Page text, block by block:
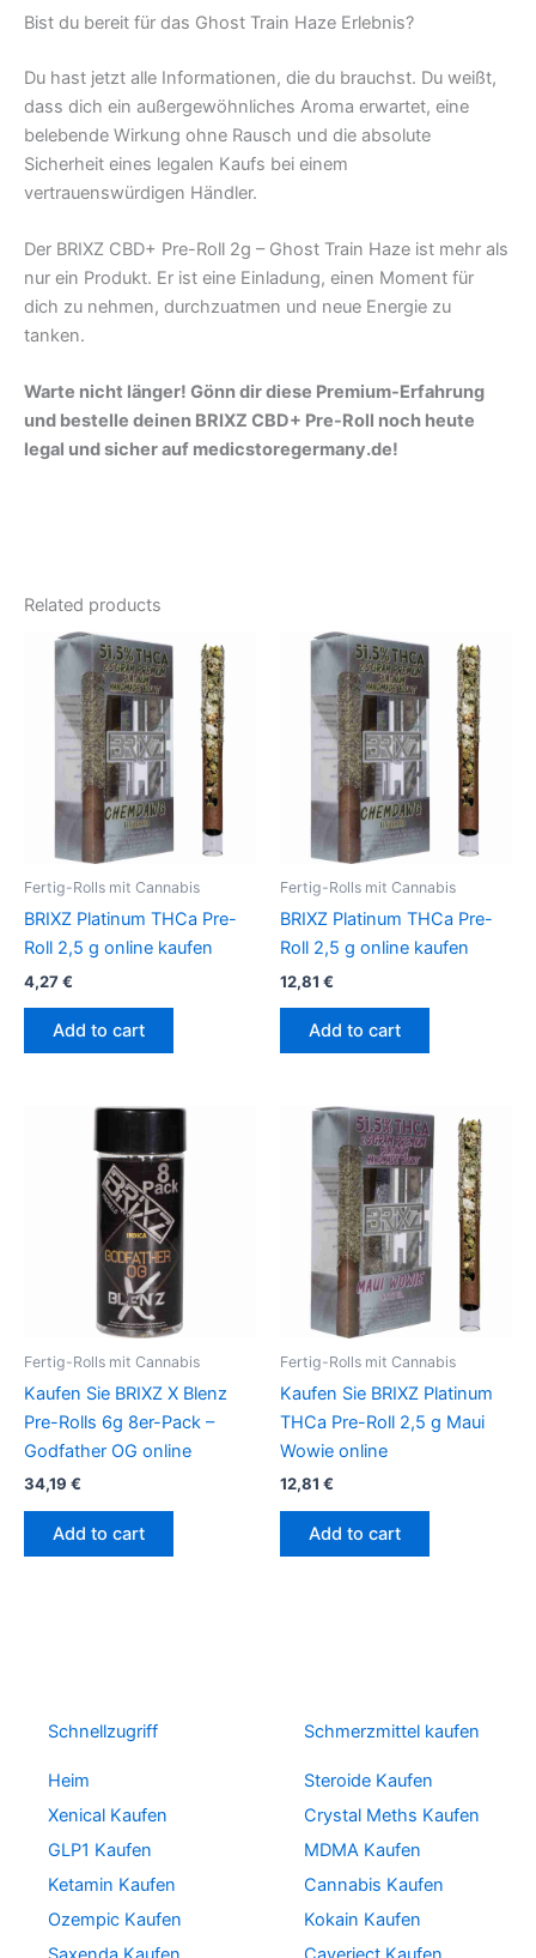
Bist du bereit für das Ghost Train Haze Erlebnis?
Du hast jetzt alle Informationen, die du brauchst. Du weißt,
dass dich ein außergewöhnliches Aroma erwartet, eine
belebende Wirkung ohne Rausch und die absolute
Sicherheit eines legalen Kaufs bei einem
vertrauenswürdigen Händler.
Der BRIXZ CBD+ Pre-Roll 2g – Ghost Train Haze ist mehr als
nur ein Produkt. Er ist eine Einladung, einen Moment für
dich zu nehmen, durchzuatmen und neue Energie zu
tanken.
Warte nicht länger! Gönn dir diese Premium-Erfahrung
und bestelle deinen BRIXZ CBD+ Pre-Roll noch heute
legal und sicher auf medicstoregermany.de!
Related products
Fertig-Rolls mit Cannabis
BRIXZ Platinum THCa Pre-
Roll 2,5 g online kaufen
4,27€
Add to cart
Fertig-Rolls mit Cannabis
BRIXZ Platinum THCa Pre-
Roll 2,5 g online kaufen
12,81 €
Add to cart
Fertig-Rolls mit Cannabis
Kaufen Sie BRIXZ X Blenz
Pre-Rolls 6g 8er-Pack –
Godfather OG online
34,19 €
Add to cart
Fertig-Rolls mit Cannabis
Kaufen Sie BRIXZ Platinum
THCa Pre-Roll 2,5 g Maui
Wowie online
12,81 €
Add to cart
Schnellzugriff
Heim
Xenical Kaufen
GLP1 Kaufen
Ketamin Kaufen
Ozempic Kaufen
Schmerzmittel kaufen
Steroide Kaufen
Crystal Meths Kaufen
MDMA Kaufen
Cannabis Kaufen
Kokain Kaufen